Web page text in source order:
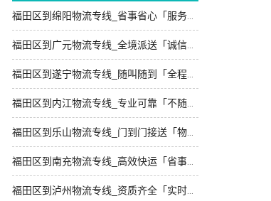
福田区到绵阳物流专线_省事省心「服务周到」
福田区到广元物流专线_全境派送「诚信为先」
福田区到遂宁物流专线_随叫随到「全程定位」
福田区到内江物流专线_专业可靠「不随意加价」
福田区到乐山物流专线_门到门接送「物流拼车」
福田区到南充物流专线_高效快运「省事省心」
福田区到泸州物流专线_资质齐全「实时跟踪 」